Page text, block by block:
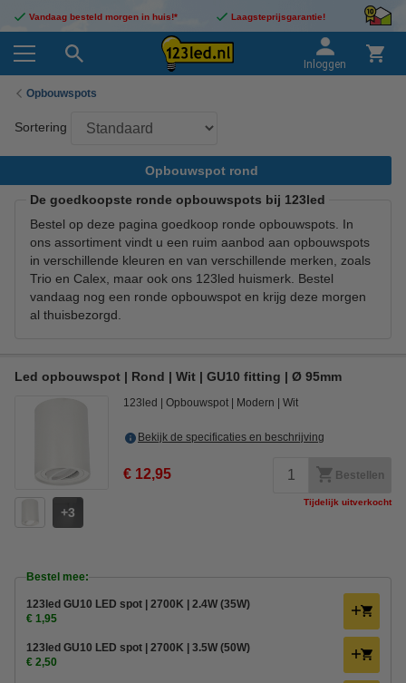
Vandaag besteld morgen in huis!* Laagsteprijsgarantie!
Inloggen
Opbouwspots
Sortering
Opbouwspot rond
De goedkoopste ronde opbouwspots bij 123led
Bestel op deze pagina goedkoop ronde opbouwspots. In
ons assortiment vindt u een ruim aanbod aan opbouwspots
in verschillende kleuren en van verschillende merken, zoals
Trio en Calex, maar ook ons 123led huismerk. Bestel
vandaag nog een ronde opbouwspot en krijg deze morgen
al thuisbezorgd.
Led opbouwspot | Rond | Wit | GU10 fitting | Ø 95mm
3
123led Opbouwspot Modern Wit
Bekijk de specificaties en beschrijving
€ 12,95 Bestellen
Tijdelijk uitverkocht
Bestel mee:
123led GU10 LED spot | 2700K | 2.4W (35W)
€ 1,95
123led GU10 LED spot | 2700K | 3.5W (50W)
€ 2,50